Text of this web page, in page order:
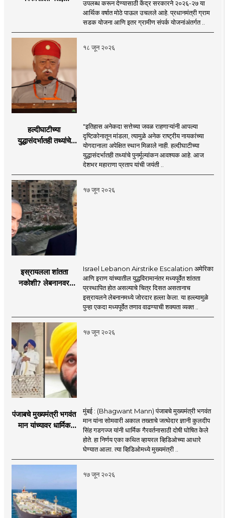
लक्ष्य!
उपलब्ध करून देण्यासाठी केंद्र सरकारने २०२६-२७ या
आर्थिक वर्षात मोठे पाऊल उचलले आहे. प्रधानमंत्री ग्राम
सडक योजना आणि इतर ग्रामीण संपर्क योजनांअंतर्गत ..
१८ जून २०२६
हल्दीघाटीच्या
युद्धासंदर्भातही तथ्यांचे
मोहनजी भागवत
"इतिहास अनेकदा सत्तेच्या जवळ राहणाऱ्यांनी आपल्या
दृष्टिकोनातून मांडला, त्यामुळे अनेक राष्ट्रीय नायकांच्या
योगदानाला अपेक्षित स्थान मिळाले नाही. हल्दीघाटीच्या
युद्धासंदर्भातही तथ्यांचे पुनर्मूल्यांकन आवश्यक आहे. आज
देशभर महाराणा प्रताप यांची जयंती ..
१७ जून २०२६
इस्रायलला शांतता
नकोशी? लेबनानवर
इराण-अमेरिकेत आरोप-
प्रत्यारोप
Israel Lebanon Airstrike Escalation अमेरिका
आणि इराण यांच्यातील युद्धविरामानंतर मध्यपूर्वेत शांतता
प्रस्थापित होत असल्याचे चित्र दिसत असतानाच
इस्रायलने लेबनानमध्ये जोरदार हल्ला केला. या हल्ल्यामुळे
पुन्हा एकदा मध्यपूर्वेत तणाव वाढण्याची शक्यता व्यक्त ..
१७ जून २०२६
पंजाबचे मुख्यमंत्री भगवंत
मान यांच्यावर धार्मिक
खळबळ
मुंबई : (Bhagwant Mann) पंजाबचे मुख्यमंत्री भगवंत
मान यांना सोमवारी अकाल तख्ताचे जत्थेदार ज्ञानी कुलदीप
सिंह गडगज्ज यांनी धार्मिक गैरवर्तनासाठी दोषी घोषित केले
होते. हा निर्णय एका कथित व्हायरल व्हिडिओच्या आधारे
घेण्यात आला. त्या व्हिडिओमध्ये मुख्यमंत्री ..
१७ जून २०२६